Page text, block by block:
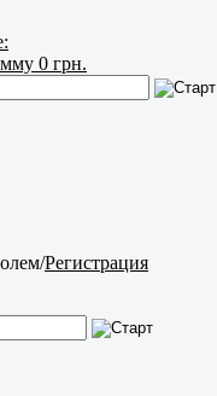
0 грн.
/Регистрация